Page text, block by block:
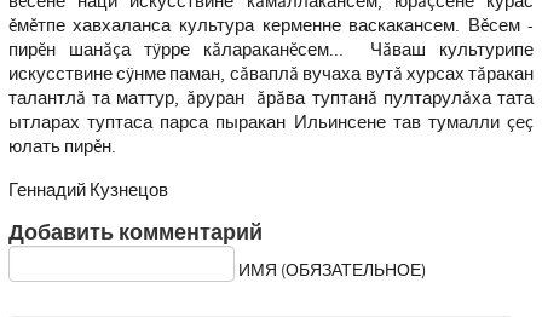
ĕмĕтпе хавхаланса культура керменне васкакансем. Вĕсем -
пирĕн шанăçа тÿрре кăлараканĕсем... Чăваш культурипе
искусствине сÿнме паман, сăваплă вучаха вутă хурсах тăракан
талантлă та маттур, ăруран ăрăва туптанă пултарулăха тата
ытларах туптаса парса пыракан Ильинсене тав тумалли çеç
юлать пирĕн.
Геннадий Кузнецов
Добавить комментарий
ИМЯ (ОБЯЗАТЕЛЬНОЕ)